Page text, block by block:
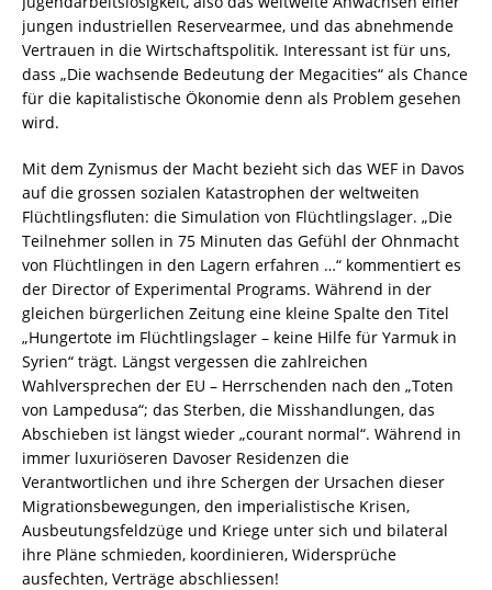
jungen industriellen Reservearmee, und das abnehmende
Vertrauen in die Wirtschaftspolitik. Interessant ist für uns,
dass „Die wachsende Bedeutung der Megacities“ als Chance
für die kapitalistische Ökonomie denn als Problem gesehen
wird.
Mit dem Zynismus der Macht bezieht sich das WEF in Davos
auf die grossen sozialen Katastrophen der weltweiten
Flüchtlingsfluten: die Simulation von Flüchtlingslager. „Die
Teilnehmer sollen in 75 Minuten das Gefühl der Ohnmacht
von Flüchtlingen in den Lagern erfahren …“ kommentiert es
der Director of Experimental Programs. Während in der
gleichen bürgerlichen Zeitung eine kleine Spalte den Titel
„Hungertote im Flüchtlingslager – keine Hilfe für Yarmuk in
Syrien“ trägt. Längst vergessen die zahlreichen
Wahlversprechen der EU – Herrschenden nach den „Toten
von Lampedusa“; das Sterben, die Misshandlungen, das
Abschieben ist längst wieder „courant normal“. Während in
immer luxuriöseren Davoser Residenzen die
Verantwortlichen und ihre Schergen der Ursachen dieser
Migrationsbewegungen, den imperialistische Krisen,
Ausbeutungsfeldzüge und Kriege unter sich und bilateral
ihre Pläne schmieden, koordinieren, Widersprüche
ausfechten, Verträge abschliessen!